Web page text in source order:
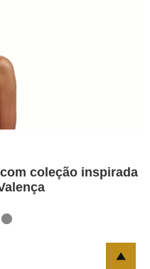
coleção inspirada